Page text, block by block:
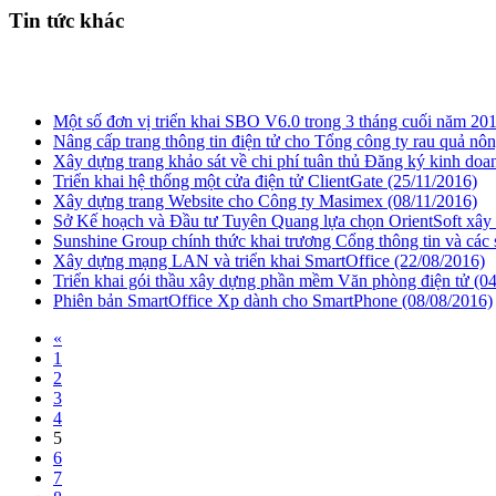
Tin tức khác
Một số đơn vị triển khai SBO V6.0 trong 3 tháng cuối năm
Nâng cấp trang thông tin điện tử cho Tổng công ty rau quả
Xây dựng trang khảo sát về chi phí tuân thủ Đăng ký kinh
Triển khai hệ thống một cửa điện tử ClientGate (25/11/2016)
Xây dựng trang Website cho Công ty Masimex (08/11/2016)
Sở Kế hoạch và Đầu tư Tuyên Quang lựa chọn OrientSoft
Sunshine Group chính thức khai trương Cổng thông tin và các
Xây dựng mạng LAN và triển khai SmartOffice (22/08/2016)
Triển khai gói thầu xây dựng phần mềm Văn phòng điện tử
Phiên bản SmartOffice Xp dành cho SmartPhone (08/08/2016)
«
1
2
3
4
5
6
7